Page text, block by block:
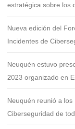
estratégica sobre los
Nueva edición del
Incidentes de
Neuquén estuvo
2023 organizado en
Neuquén reunió a
Ciberseguridad de